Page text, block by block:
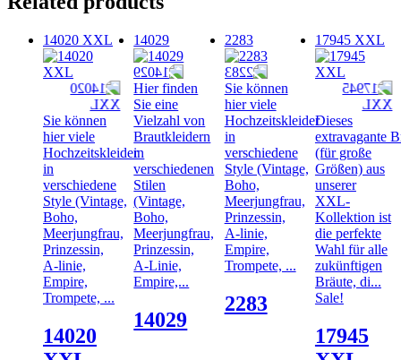
14020 XXL
Sie können
hier viele
Hochzeitskleider
in
verschiedene
Style (Vintage,
Boho,
Meerjungfrau,
Prinzessin,
A-linie,
Empire,
Trompete, ...
14020
14029
Hier finden
Sie eine
Vielzahl von
Brautkleidern
in
verschiedenen
Stilen
(Vintage,
Boho,
Meerjungfrau,
Prinzessin,
A-Linie,
Empire,...
14029
2283
Sie können
hier viele
Hochzeitskleider
in
verschiedene
Style (Vintage,
Boho,
Meerjungfrau,
Prinzessin,
A-linie,
Empire,
Trompete, ...
2283
17945 XXL
Dieses
extravagante
(für große
Größen) aus
unserer
XXL-
Kollektion ist
die perfekte
Wahl für alle
zukünftigen
Bräute, di...
Sale!
17945